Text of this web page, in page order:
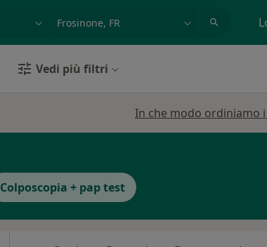
Vedi più filtri
In che modo ordiniamo
Colposcopia + pap test